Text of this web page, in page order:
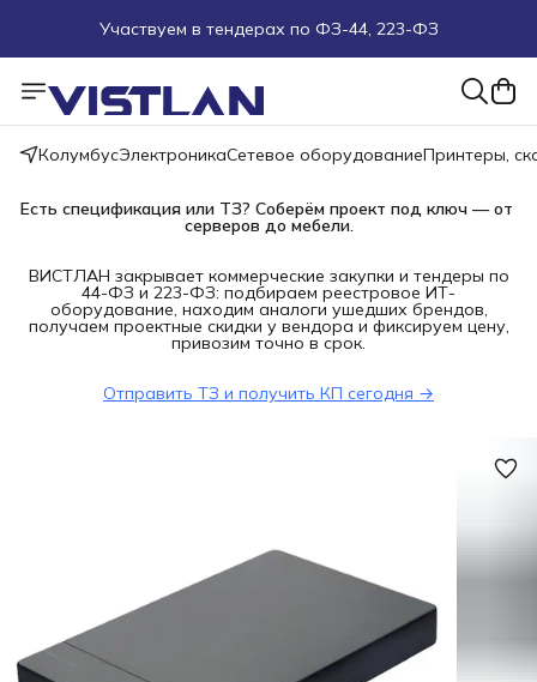
Участвуем в тендерах по ФЗ-44, 223-ФЗ
КолумбусЭлектроникаСетевое оборудованиеПринтеры,
Есть спецификация или ТЗ? Соберём проект под ключ — от
серверов до мебели.
ВИСТЛАН закрывает коммерческие закупки и тендеры по
44-ФЗ и 223-ФЗ: подбираем реестровое ИТ-
оборудование, находим аналоги ушедших брендов,
получаем проектные скидки у вендора и фиксируем цену,
привозим точно в срок.
Отправить ТЗ и получить КП сегодня →